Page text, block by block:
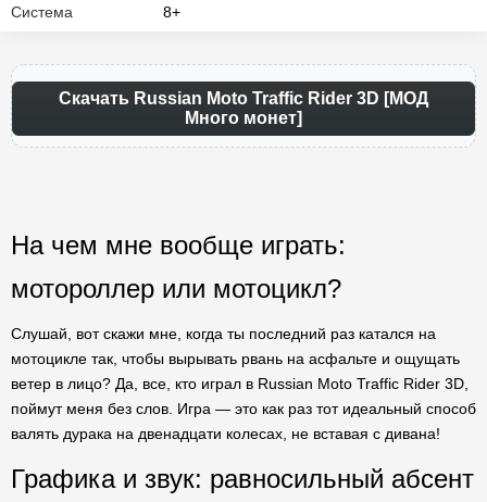
Система 8+
Скачать Russian Moto Traffic Rider 3D [МОД
Много монет]
На чем мне вообще играть:
мотороллер или мотоцикл?
Слушай, вот скажи мне, когда ты последний раз катался на
мотоцикле так, чтобы вырывать рвань на асфальте и ощущать
ветер в лицо? Да, все, кто играл в Russian Moto Traffic Rider 3D,
поймут меня без слов. Игра — это как раз тот идеальный способ
валять дурака на двенадцати колесах, не вставая с дивана!
Графика и звук: равносильный абсент